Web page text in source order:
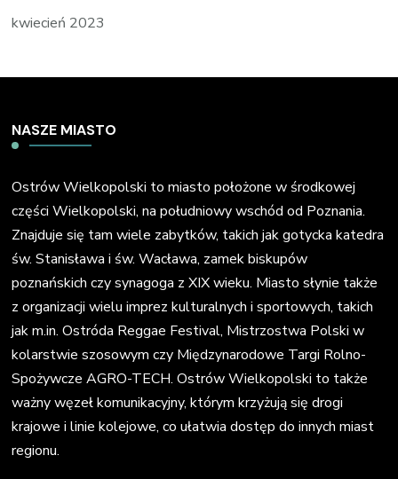
kwiecień 2023
NASZE MIASTO
Ostrów Wielkopolski to miasto położone w środkowej
części Wielkopolski, na południowy wschód od Poznania.
Znajduje się tam wiele zabytków, takich jak gotycka katedra
św. Stanisława i św. Wacława, zamek biskupów
poznańskich czy synagoga z XIX wieku. Miasto słynie także
z organizacji wielu imprez kulturalnych i sportowych, takich
jak m.in. Ostróda Reggae Festival, Mistrzostwa Polski w
kolarstwie szosowym czy Międzynarodowe Targi Rolno-
Spożywcze AGRO-TECH. Ostrów Wielkopolski to także
ważny węzeł komunikacyjny, którym krzyżują się drogi
krajowe i linie kolejowe, co ułatwia dostęp do innych miast
regionu.